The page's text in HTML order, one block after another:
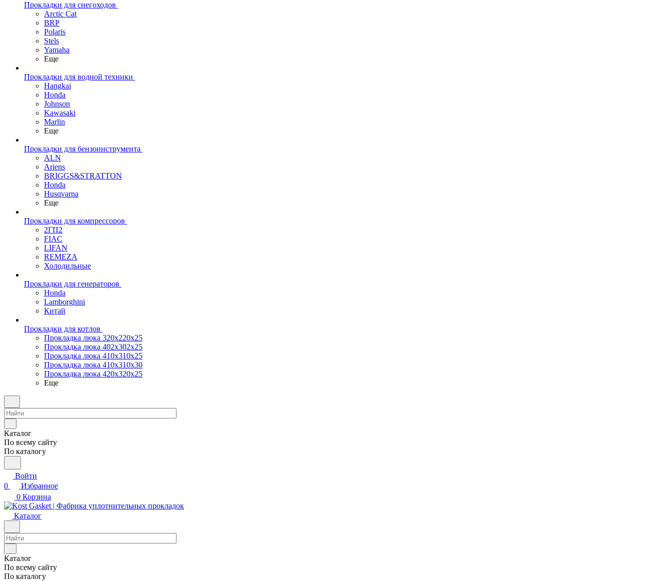
Прокладки для снегоходов
Arctic Cat
BRP
Polaris
Stels
Yamaha
Еще
Прокладки для водной техники
Hangkai
Honda
Johnson
Kawasaki
Marlin
Еще
Прокладки для бензоинструмента
ALN
Ariens
BRIGGS&STRATTON
Honda
Husqvarna
Еще
Прокладки для компрессоров
2ГП2
FIAC
LIFAN
REMEZA
Холодильные
Прокладки для генераторов
Honda
Lamborghini
Китай
Прокладки для котлов
Прокладка люка 320x220x25
Прокладка люка 402x302x25
Прокладка люка 410x310x25
Прокладка люка 410х310х30
Прокладка люка 420x320x25
Еще
Каталог
По всему сайту
По каталогу
Войти
0
Избранное
0 Корзина
Каталог
Каталог
По всему сайту
По каталогу